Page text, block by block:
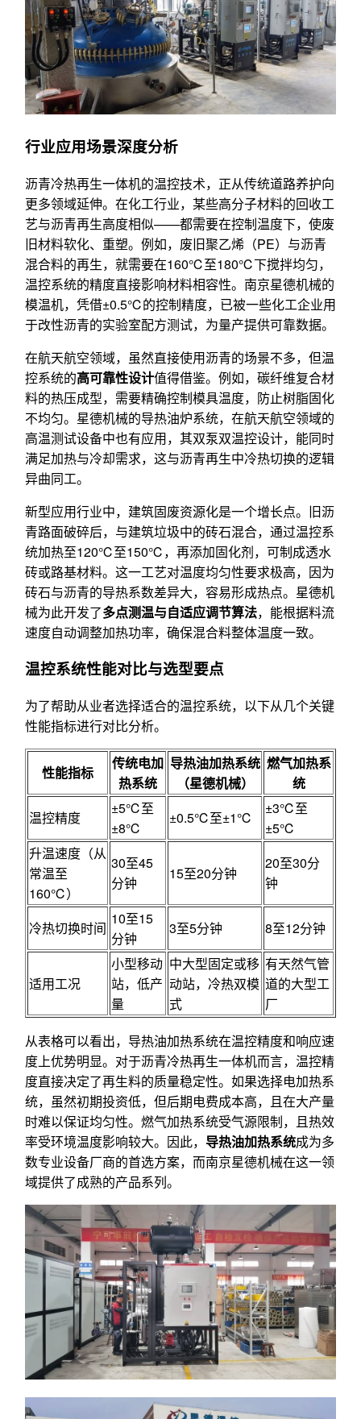
行业应用场景深度分析
沥青冷热再生一体机的温控技术，正从传统道路养护向
更多领域延伸。在化工行业，某些高分子材料的回收工
艺与沥青再生高度相似——都需要在控制温度下，使废
旧材料软化、重塑。例如，废旧聚乙烯（PE）与沥青
混合料的再生，就需要在160℃至180℃下搅拌均匀，
温控系统的精度直接影响材料相容性。南京星德机械的
模温机，凭借±0.5℃的控制精度，已被一些化工企业用
于改性沥青的实验室配方测试，为量产提供可靠数据。
在航天航空领域，虽然直接使用沥青的场景不多，但温
控系统的高可靠性设计值得借鉴。例如，碳纤维复合材
料的热压成型，需要精确控制模具温度，防止树脂固化
不均匀。星德机械的导热油炉系统，在航天航空领域的
高温测试设备中也有应用，其双泵双温控设计，能同时
满足加热与冷却需求，这与沥青再生中冷热切换的逻辑
异曲同工。
新型应用行业中，建筑固废资源化是一个增长点。旧沥
青路面破碎后，与建筑垃圾中的砖石混合，通过温控系
统加热至120℃至150℃，再添加固化剂，可制成透水
砖或路基材料。这一工艺对温度均匀性要求极高，因为
砖石与沥青的导热系数差异大，容易形成热点。星德机
械为此开发了多点测温与自适应调节算法，能根据料流
速度自动调整加热功率，确保混合料整体温度一致。
温控系统性能对比与选型要点
为了帮助从业者选择适合的温控系统，以下从几个关键
性能指标进行对比分析。
性能指标
传统电加
热系统
导热油加热系统
（星德机械）
燃气加热系
统
温控精度
±5℃至
±8℃
±0.5℃至±1℃
±3℃至
±5℃
升温速度（从
常温至
160℃）
30至45
分钟
15至20分钟
20至30分
钟
冷热切换时间
10至15
分钟
3至5分钟 8至12分钟
适用工况
小型移动
站，低产
量
中大型固定或移
动站，冷热双模
式
有天然气管
道的大型工
厂
从表格可以看出，导热油加热系统在温控精度和响应速
度上优势明显。对于沥青冷热再生一体机而言，温控精
度直接决定了再生料的质量稳定性。如果选择电加热系
统，虽然初期投资低，但后期电费成本高，且在大产量
时难以保证均匀性。燃气加热系统受气源限制，且热效
率受环境温度影响较大。因此， 导热油加热系统成为多
数专业设备厂商的首选方案，而南京星德机械在这一领
域提供了成熟的产品系列。